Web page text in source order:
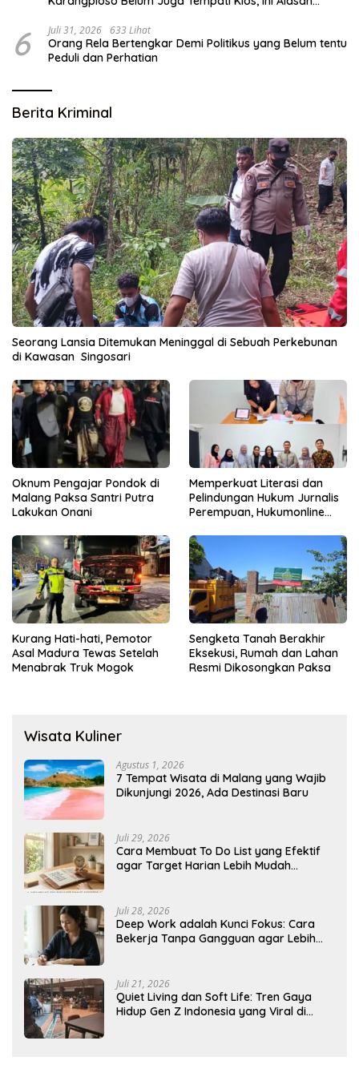
6 Juli 31, 2026 633 Lihat
Orang Rela Bertengkar Demi Politikus yang Belum tentu
Peduli dan Perhatian
Berita Kriminal
Seorang Lansia Ditemukan Meninggal di Sebuah Perkebunan
di Kawasan Singosari
Oknum Pengajar Pondok di
Malang Paksa Santri Putra
Lakukan Onani
Memperkuat Literasi dan
Pelindungan Hukum Jurnalis
Perempuan, Hukumonline
Gratis
Kurang Hati-hati, Pemotor
Asal Madura Tewas Setelah
Menabrak Truk Mogok
Sengketa Tanah Berakhir
Eksekusi, Rumah dan Lahan
Resmi Dikosongkan Paksa
Wisata Kuliner
Agustus 1, 2026
7 Tempat Wisata di Malang yang Wajib
Dikunjungi 2026, Ada Destinasi Baru
Juli 29, 2026
Cara Membuat To Do List yang Efektif
agar Target Harian Lebih Mudah
Juli 28, 2026
Deep Work adalah Kunci Fokus: Cara
Bekerja Tanpa Gangguan agar Lebih
Juli 21, 2026
Quiet Living dan Soft Life: Tren Gaya
Hidup Gen Z Indonesia yang Viral di